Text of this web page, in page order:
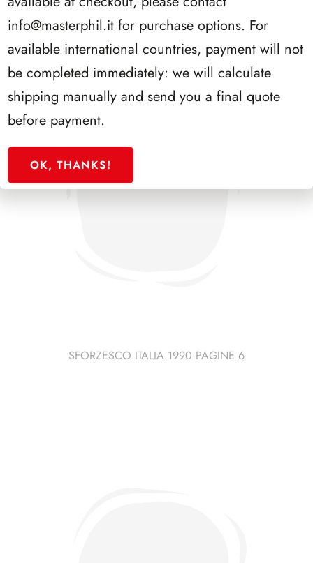
SFORZESCO ITALIA 1990 PAGINE 6
info@masterphil.it for purchase options. For
available international countries, payment will not
be completed immediately: we will calculate
shipping manually and send you a final quote
before payment.
OK, THANKS!